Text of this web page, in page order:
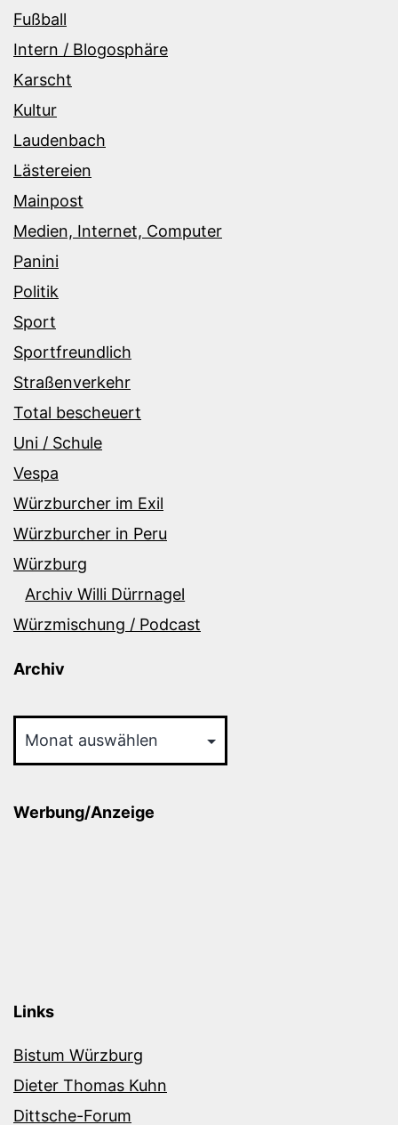
Fußball
Intern / Blogosphäre
Karscht
Kultur
Laudenbach
Lästereien
Mainpost
Medien, Internet, Computer
Panini
Politik
Sport
Sportfreundlich
Straßenverkehr
Total bescheuert
Uni / Schule
Vespa
Würzburcher im Exil
Würzburcher in Peru
Würzburg
Archiv Willi Dürrnagel
Würzmischung / Podcast
Archiv
Werbung/Anzeige
Links
Bistum Würzburg
Dieter Thomas Kuhn
Dittsche-Forum